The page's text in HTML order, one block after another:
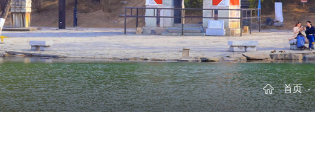
首页 -